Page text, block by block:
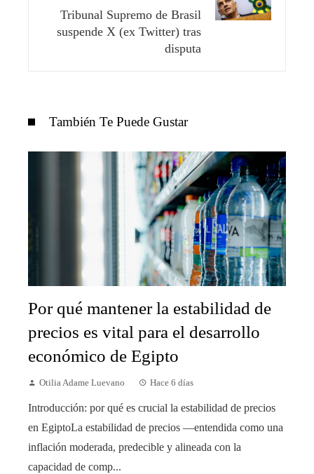
Tribunal Supremo de Brasil
suspende X (ex Twitter) tras
disputa
También Te Puede Gustar
Por qué mantener la estabilidad de
precios es vital para el desarrollo
económico de Egipto
Otilia Adame Luevano Hace 6 días
Introducción: por qué es crucial la estabilidad de precios
en EgiptoLa estabilidad de precios —entendida como una
inflación moderada, predecible y alineada con la
capacidad de comp...